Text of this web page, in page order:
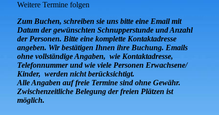
Weitere Termine folgen
Zum Buchen, schreiben sie uns bitte eine Email mit
Datum der gewünschten Schnupperstunde und Anzahl
der Personen. Bitte eine komplette Kontaktadresse
angeben. Wir bestätigen Ihnen ihre Buchung. Emails
ohne vollständige Angaben, wie Kontaktadresse,
Telefonnummer und wie viele Personen Erwachsene/
Kinder, werden nicht berücksichtigt.
Alle Angaben auf freie Termine sind ohne Gewähr.
Zwischenzeitliche Belegung der freien Plätzen ist
möglich.